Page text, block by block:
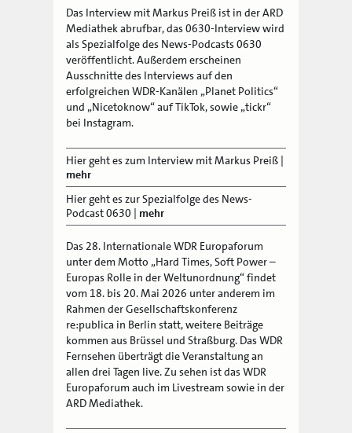
Das Interview mit Markus Preiß ist in der ARD
Mediathek abrufbar, das 0630-Interview wird
als Spezialfolge des News-Podcasts 0630
veröffentlicht. Außerdem erscheinen
Ausschnitte des Interviews auf den
erfolgreichen WDR-Kanälen „Planet Politics“
und „Nicetoknow“ auf TikTok, sowie „tickr“
bei Instagram.
Hier geht es zum Interview mit Markus Preiß |
mehr
Hier geht es zur Spezialfolge des News-
Podcast 0630 | mehr
Das 28. Internationale WDR Europaforum
unter dem Motto „Hard Times, Soft Power –
Europas Rolle in der Weltunordnung“ findet
vom 18. bis 20. Mai 2026 unter anderem im
Rahmen der Gesellschaftskonferenz
re:publica in Berlin statt, weitere Beiträge
kommen aus Brüssel und Straßburg. Das WDR
Fernsehen überträgt die Veranstaltung an
allen drei Tagen live. Zu sehen ist das WDR
Europaforum auch im Livestream sowie in der
ARD Mediathek.